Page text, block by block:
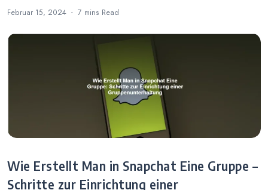
Februar 15, 2024 7 mins Read
Wie Erstellt Man in Snapchat Eine Gruppe –
Schritte zur Einrichtung einer